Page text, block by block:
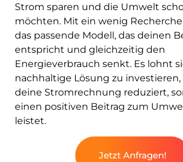
Strom sparen und die Umwelt
möchten. Mit ein wenig
das passende Modell, das deinen
entspricht und gleichzeitig den
Energieverbrauch senkt. Es lohnt
nachhaltige Lösung zu
deine Stromrechnung reduziert,
einen positiven Beitrag zum
leistet.
Jetzt Anfragen!